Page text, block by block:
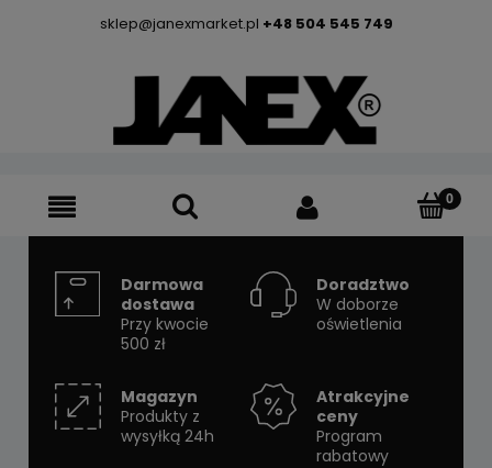
sklep@janexmarket.pl +48 504 545 749
Darmowa
dostawa
Przy kwocie
500 zł
Doradztwo
W doborze
oświetlenia
Magazyn
Produkty z
wysyłką 24h
Atrakcyjne
ceny
Program
rabatowy